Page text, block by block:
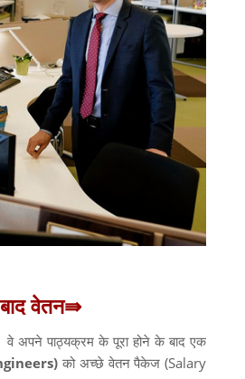
वेतन⇛
वे अपने पाठ्यक्रम के पूरा होने के बाद एक
को अच्छे वेतन पैकेज (Salary